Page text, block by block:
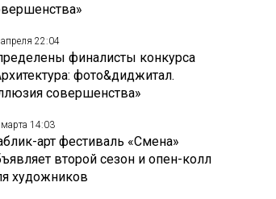
22:04
финалисты конкурса
фото&диджитал.
совершенства»
14:03
арт фестиваль «Смена»
второй сезон и опен-колл
художников